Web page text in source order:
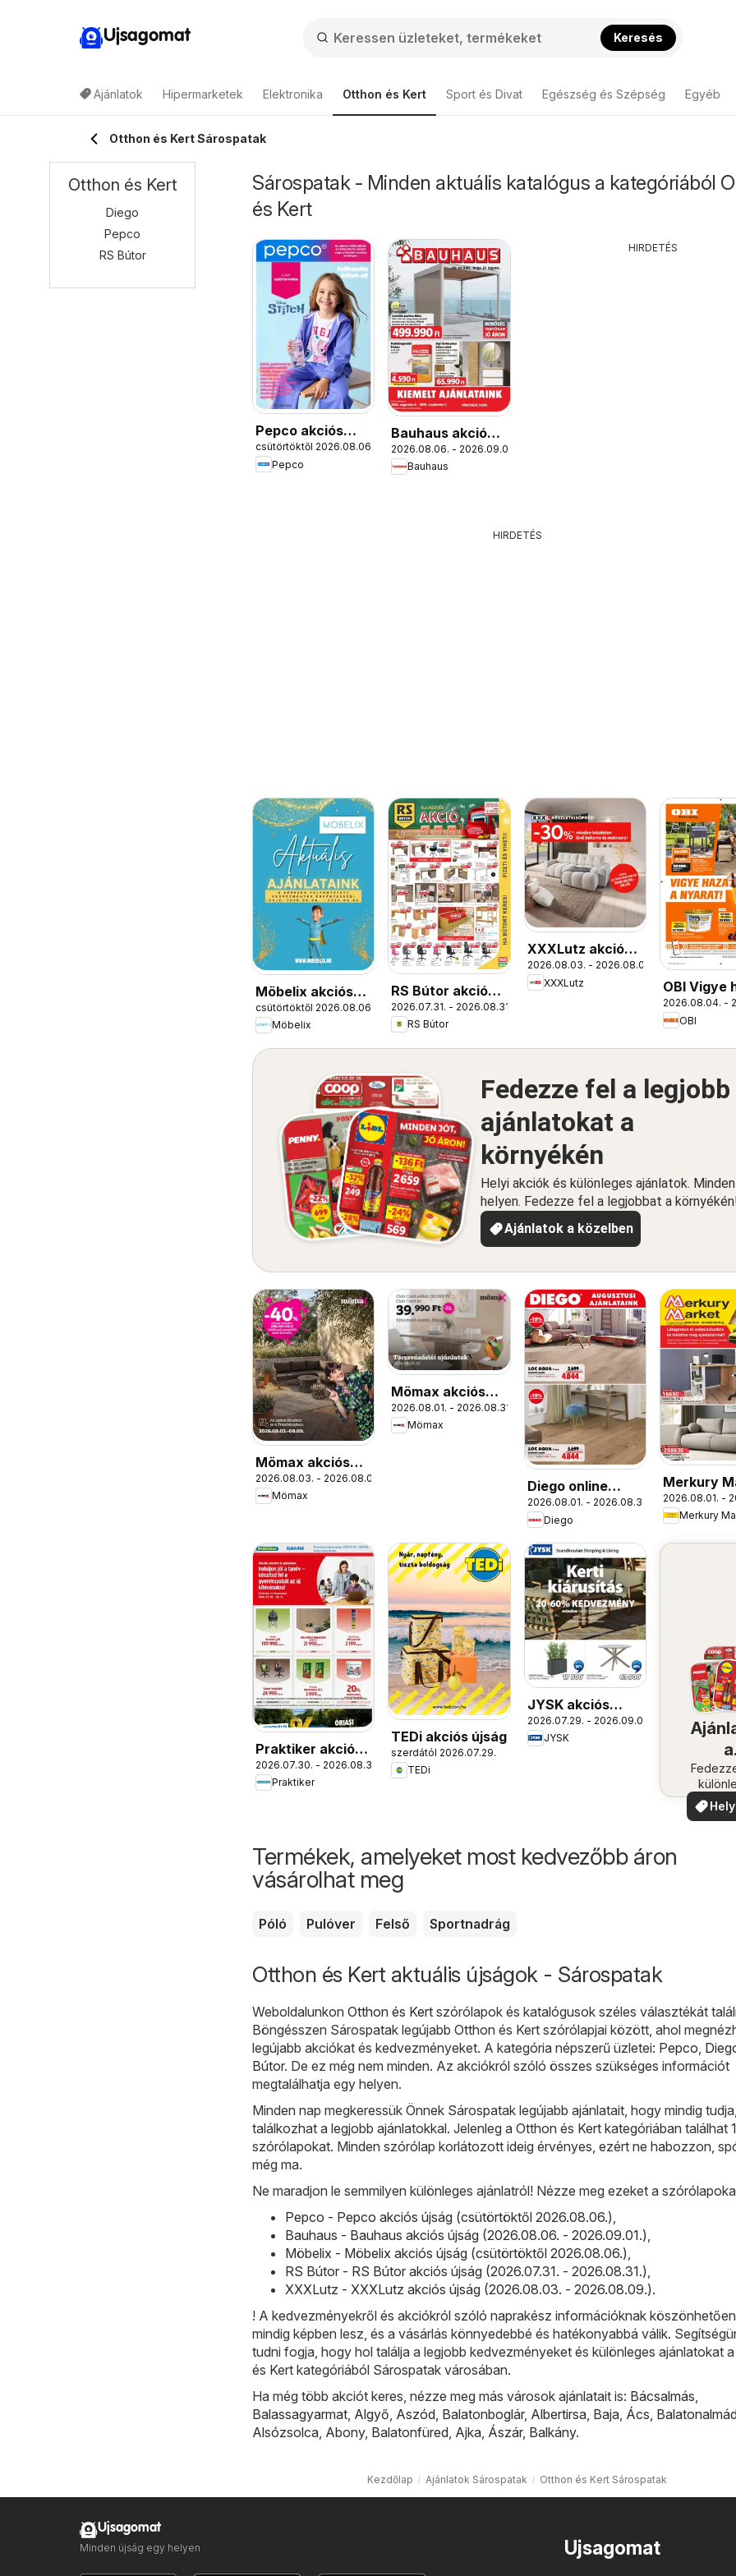
Ujsagomat Keresés
Ajánlatok Hipermarketek Elektronika Otthon és Kert Sport és Divat Egészség és Szépség Egyéb
Otthon és Kert Sárospatak
Sárospatak - Minden aktuális katalógus a kategóriából
és Kert
Pepco akciós
újság
csütörtöktől 2026.08.06.
Pepco
Bauhaus akciós
újság
2026.08.06. - 2026.09.01.
Bauhaus
HIRDETÉS
HIRDETÉS
Möbelix akciós
újság
csütörtöktől 2026.08.06.
Möbelix
RS Bútor akciós
újság
2026.07.31. - 2026.08.31.
RS Bútor
XXXLutz akciós
újság
2026.08.03. - 2026.08.09.
XXXLutz
OBI Vigye
nyarat!
2026.08.04. -
OBI
Fedezze fel a legjobb
ajánlatokat a
környékén
Helyi akciók és különleges ajánlatok.
helyen. Fedezze fel a legjobbat a
Ajánlatok a közelben
Mömax akciós
újság
2026.08.03. - 2026.08.09.
Mömax
Mömax akciós
újság
2026.08.01. - 2026.08.31.
Mömax
Diego online
katalógus 08
2026.08.01. - 2026.08.31.
Diego
Merkury
akciós
2026.08.01. -
Merkury
Praktiker akciós
újság
2026.07.30. - 2026.08.31.
Praktiker
TEDi akciós újság
szerdától 2026.07.29.
TEDi
JYSK akciós
újság
2026.07.29. - 2026.09.01.
JYSK
a
Termékek, amelyeket most kedvezőbb áron
vásárolhat meg
Póló Pulóver Felső Sportnadrág
Otthon és Kert aktuális újságok - Sárospatak
Weboldalunkon Otthon és Kert szórólapok és katalógusok széles választékát
Böngésszen Sárospatak legújabb Otthon és Kert szórólapjai között, ahol
legújabb akciókat és kedvezményeket. A kategória népszerű üzletei: Pepco
Bútor. De ez még nem minden. Az akciókról szóló összes szükséges információt
megtalálhatja egy helyen.
Minden nap megkeressük Önnek Sárospatak legújabb ajánlatait, hogy mindig
találkozhat a legjobb ajánlatokkal. Jelenleg a Otthon és Kert kategóriában találhat
szórólapokat. Minden szórólap korlátozott ideig érvényes, ezért ne habozzon,
még ma.
Ne maradjon le semmilyen különleges ajánlatról! Nézze meg ezeket a
Pepco - Pepco akciós újság (csütörtöktől 2026.08.06.)
Bauhaus - Bauhaus akciós újság (2026.08.06. - 2026.09.01.)
Möbelix - Möbelix akciós újság (csütörtöktől 2026.08.06.)
RS Bútor - RS Bútor akciós újság (2026.07.31. - 2026.08.31.)
XXXLutz - XXXLutz akciós újság (2026.08.03. - 2026.08.09.).
! A kedvezményekről és akciókról szóló naprakész információknak
mindig képben lesz, és a vásárlás könnyedebbé és hatékonyabbá válik.
tudni fogja, hogy hol találja a legjobb kedvezményeket és különleges ajánlatokat
és Kert kategóriából Sárospatak városában.
Ha még több akciót keres, nézze meg más városok ajánlatait is: Bácsalmás
Balassagyarmat Algyő Aszód Balatonboglár, Albertirsa Baja Ács
Alsózsolca Abony, Balatonfüred Ajka Ászár, Balkány.
Kezdőlap Ajánlatok Sárospatak Otthon és Kert Sárospatak
Otthon és Kert
Diego
Pepco
RS Bútor
Ujsagomat
Ujsagomat
Minden újság egy helyen